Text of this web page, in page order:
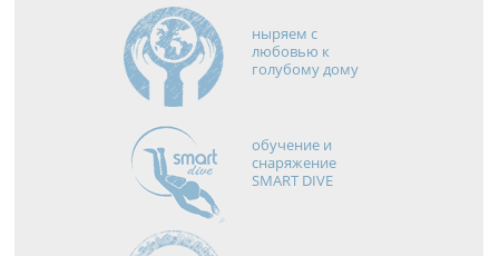
ныряем с
любовью к
голубому дому
обучение и
снаряжение
SMART DIVE